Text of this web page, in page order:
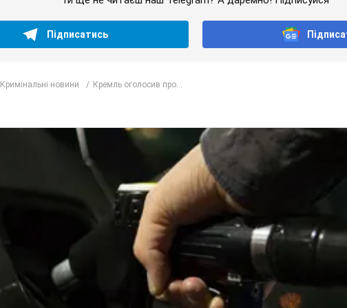
Підписатись
Кримінальні новини Кремль оголосив про...